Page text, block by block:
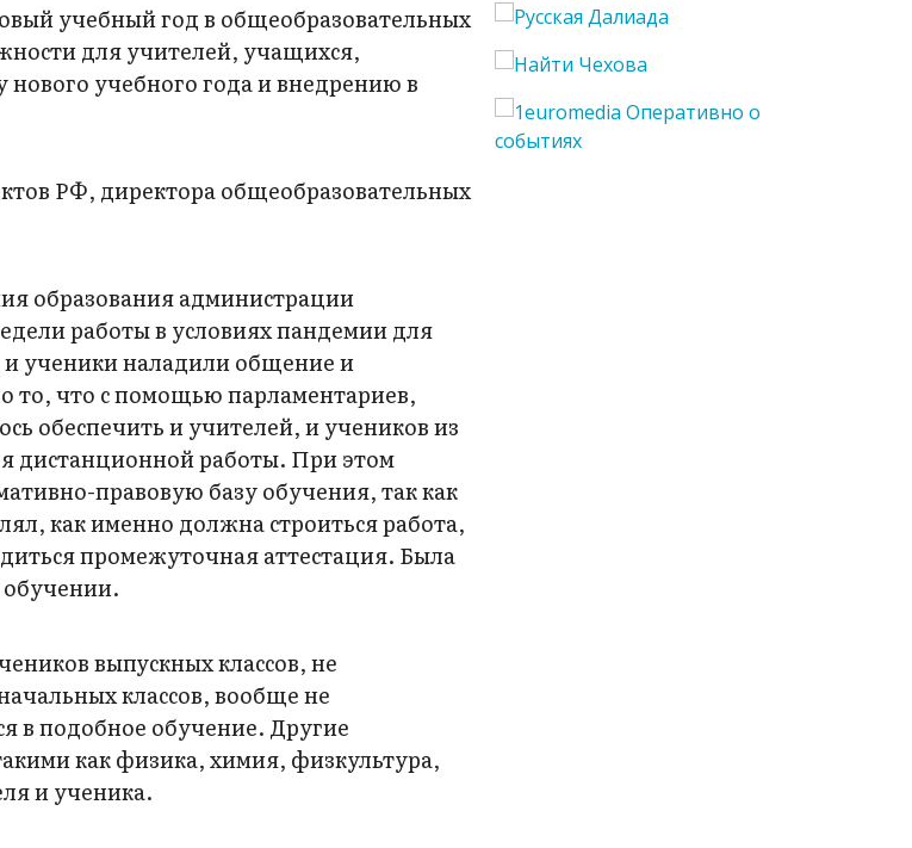
учебный год в общеобразовательных
для учителей, учащихся,
учебного года и внедрению в
РФ, директора общеобразовательных
образования администрации
работы в условиях пандемии для
ученики наладили общение и
то, что с помощью парламентариев,
обеспечить и учителей, и учеников из
дистанционной работы. При этом
правовую базу обучения, так как
как именно должна строиться работа,
промежуточная аттестация. Была
обучении.
выпускных классов, не
классов, вообще не
в подобное обучение. Другие
как физика, химия, физкультура,
и ученика.